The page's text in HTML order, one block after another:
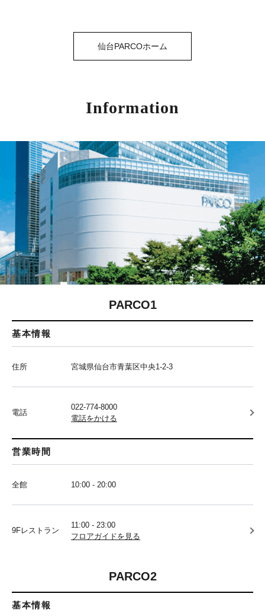
仙台PARCOホーム
Information
PARCO1
基本情報
住所 宮城県仙台市青葉区中央1-2-3
電話
022-774-8000
電話をかける
営業時間
全館 10:00 - 20:00
9Fレストラン
11:00 - 23:00
フロアガイドを見る
PARCO2
基本情報